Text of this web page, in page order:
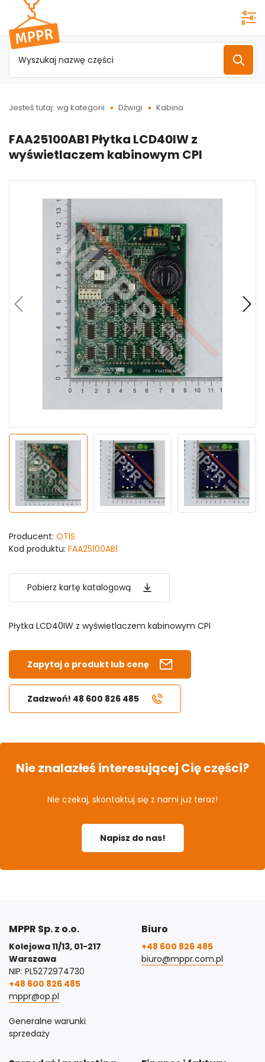
Przejdź do
menu
głównego
Jesteś tutaj: wg kategorii Dźwigi Kabina
FAA25100AB1 Płytka LCD40IW z
wyświetlaczem kabinowym CPI
Producent: OTIS
Kod produktu: FAA25100AB1
Pobierz kartę katalogową
Płytka LCD40IW z wyświetlaczem kabinowym CPI
Zapytaj o produkt lub cenę
Zadzwoń! 48 600 826 485
Nie znalazłeś interesującej Cię części?
Nie czekaj, skontaktuj się z nami już teraz!
Napisz do nas!
MPPR Sp. z o.o.
Kolejowa 11/13, 01-217
Warszawa
NIP: PL5272974730
+48 600 826 485
mppr@op.pl
Generalne warunki
sprzedaży
Biuro
+48 600 826 485
biuro@mppr.com.pl